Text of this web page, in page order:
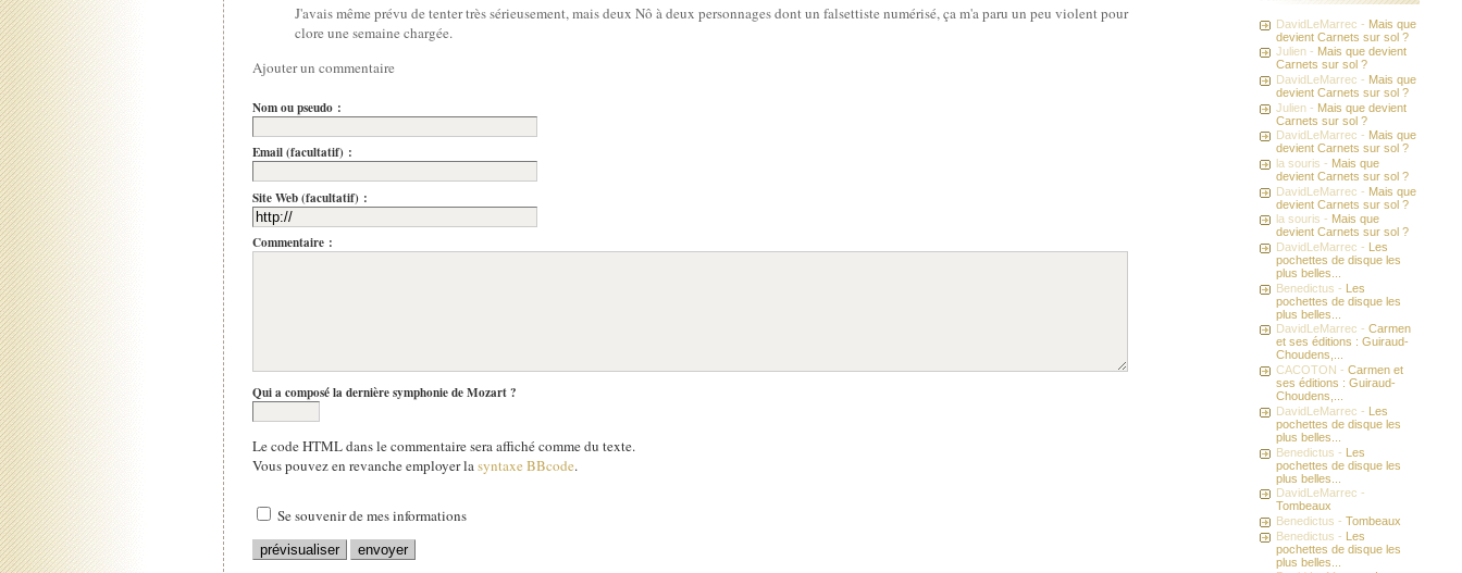
J'avais même prévu de tenter très sérieusement, mais deux Nô à deux personnages dont un falsettiste numérisé, ça m'a paru un peu violent pour
clore une semaine chargée.
Ajouter un commentaire
Nom ou pseudo :
Email (facultatif) :
Site Web (facultatif) :
Commentaire :
Qui a composé la dernière symphonie de Mozart ?
Le code HTML dans le commentaire sera affiché comme du texte.
Vous pouvez en revanche employer lasyntaxe BBcode.
Se souvenir de mes informations
DavidLeMarrec - Mais que
devient Carnets sur sol ?
Julien - Mais que devient
Carnets sur sol ?
DavidLeMarrec - Mais que
devient Carnets sur sol ?
Julien - Mais que devient
Carnets sur sol ?
DavidLeMarrec - Mais que
devient Carnets sur sol ?
la souris - Mais que
devient Carnets sur sol ?
DavidLeMarrec - Mais que
devient Carnets sur sol ?
la souris - Mais que
devient Carnets sur sol ?
DavidLeMarrec - Les
pochettes de disque les
plus belles...
Benedictus - Les
pochettes de disque les
plus belles...
DavidLeMarrec -Carmen
et ses éditions : Guiraud-
Choudens,...
CACOTON -Carmen et
ses éditions : Guiraud-
Choudens,...
DavidLeMarrec - Les
pochettes de disque les
plus belles...
Benedictus - Les
pochettes de disque les
plus belles...
DavidLeMarrec -
Tombeaux
Benedictus -Tombeaux
Benedictus - Les
pochettes de disque les
plus belles...